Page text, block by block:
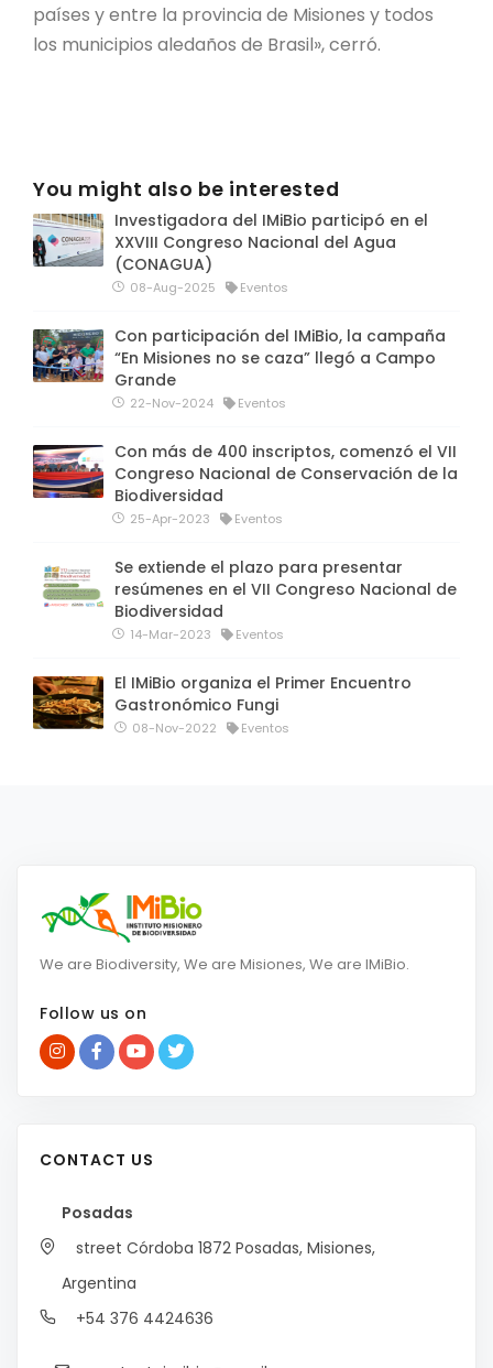
países y entre la provincia de Misiones y todos
los municipios aledaños de Brasil», cerró.
You might also be interested
Investigadora del IMiBio participó en el
XXVIII Congreso Nacional del Agua
(CONAGUA)
08-Aug-2025 Eventos
Con participación del IMiBio, la campaña
“En Misiones no se caza” llegó a Campo
Grande
22-Nov-2024 Eventos
Con más de 400 inscriptos, comenzó el VII
Congreso Nacional de Conservación de la
Biodiversidad
25-Apr-2023 Eventos
Se extiende el plazo para presentar
resúmenes en el VII Congreso Nacional de
Biodiversidad
14-Mar-2023 Eventos
El IMiBio organiza el Primer Encuentro
Gastronómico Fungi
08-Nov-2022 Eventos
We are Biodiversity, We are Misiones, We are IMiBio.
Follow us on
CONTACT US
Posadas
street Córdoba 1872 Posadas, Misiones,
Argentina
+54 376 4424636